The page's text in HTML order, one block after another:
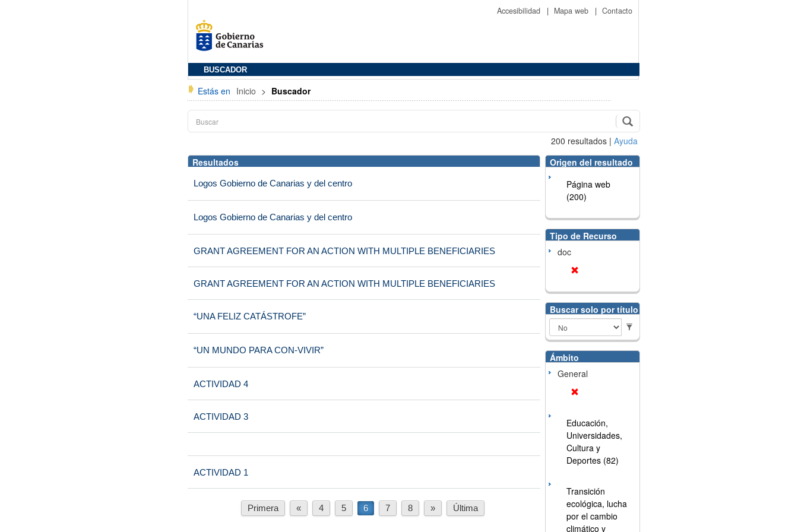
Accesibilidad | Mapa web | Contacto
BUSCADOR
Estás en Inicio > Buscador
200 resultados | Ayuda
Resultados
Logos Gobierno de Canarias y del centro
Logos Gobierno de Canarias y del centro
GRANT AGREEMENT FOR AN ACTION WITH MULTIPLE BENEFICIARIES
GRANT AGREEMENT FOR AN ACTION WITH MULTIPLE BENEFICIARIES
“UNA FELIZ CATÁSTROFE”
“UN MUNDO PARA CON-VIVIR”
ACTIVIDAD 4
ACTIVIDAD 3
ACTIVIDAD 1
Primera « 4 5 6 7 8 » Última
Origen del resultado
Página web
(200)
Tipo de Recurso
doc
Buscar solo por título
Ámbito
General
Educación,
Universidades,
Cultura y
Deportes (82)
Transición
ecológica, lucha
por el cambio
climático y